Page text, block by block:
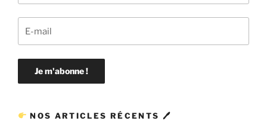
NOS ARTICLES RÉCENTS 🖊